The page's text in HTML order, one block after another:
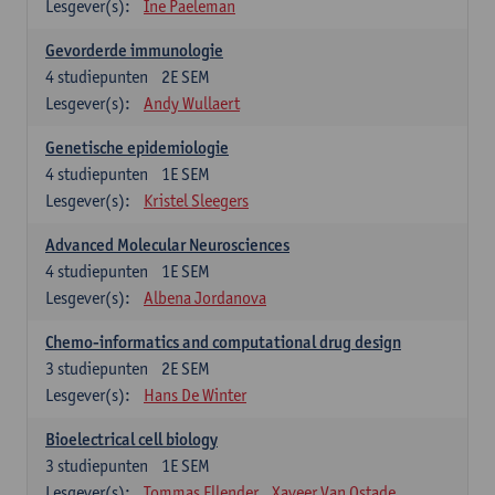
Lesgever(s):
Ine Paeleman
Gevorderde immunologie
2E SEM
4studiepunten
Lesgever(s):
Andy Wullaert
Genetische epidemiologie
1E SEM
4studiepunten
Lesgever(s):
Kristel Sleegers
Advanced Molecular Neurosciences
1E SEM
4studiepunten
Lesgever(s):
Albena Jordanova
Chemo-informatics and computational drug design
2E SEM
3 studiepunten
Lesgever(s):
Hans De Winter
Bioelectrical cell biology
1E SEM
3 studiepunten